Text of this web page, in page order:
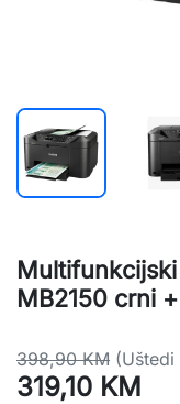
MB2150 crni
398,90 KM (Uštedi
319,10 KM